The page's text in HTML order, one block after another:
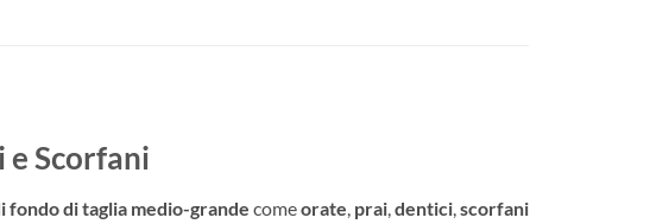
e Scorfani
fondo di taglia medio-grande comeorate prai dentici scorfani